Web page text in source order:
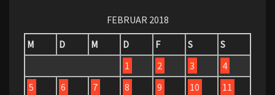
FEBRUAR 2018
M
D M D F S
S
1
2 3
4
5
6 7 8 9 10
11